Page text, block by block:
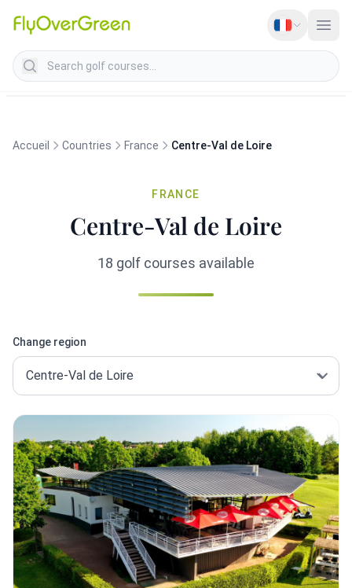
Search golf courses
Accueil Countries France Centre-Val de Loire
FRANCE
Centre-Val de Loire
18 golf courses available
Change region